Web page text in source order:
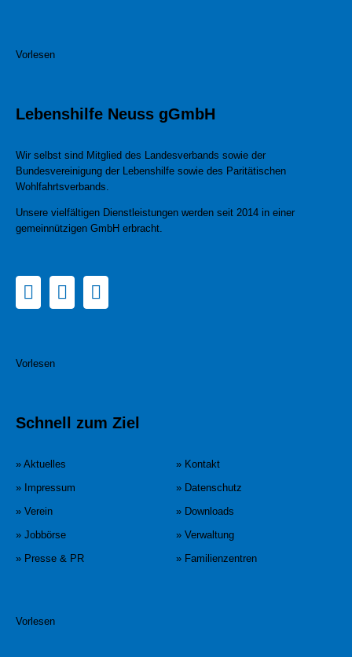
Vorlesen
Lebenshilfe Neuss gGmbH
Wir selbst sind Mitglied des Landesverbands sowie der
Bundesvereinigung der Lebenshilfe sowie des Paritätischen
Wohlfahrtsverbands.
Unsere vielfältigen Dienstleistungen werden seit 2014 in einer
gemeinnützigen GmbH erbracht.
Vorlesen
Schnell zum Ziel
» Aktuelles
» Kontakt
» Impressum
» Datenschutz
» Verein
» Downloads
» Jobbörse
» Verwaltung
» Presse & PR
» Familienzentren
Vorlesen